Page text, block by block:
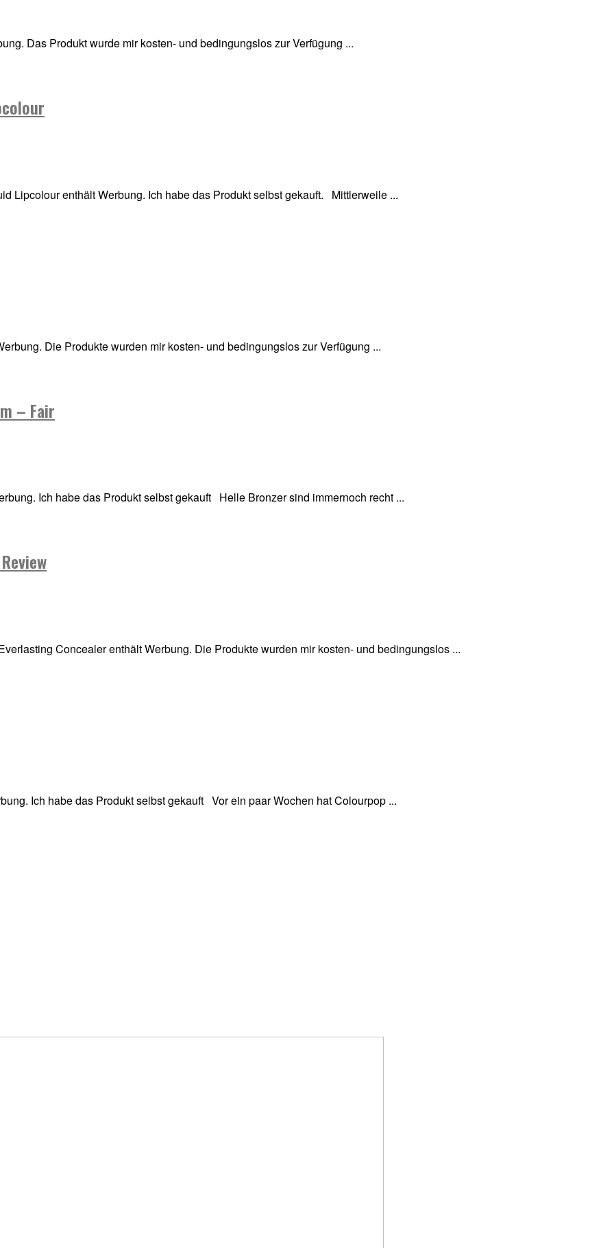
Das Produkt wurde mir kosten- und bedingungslos zur Verfügung ...
Lipcolour enthält Werbung. Ich habe das Produkt selbst gekauft. Mittlerweile ...
Die Produkte wurden mir kosten- und bedingungslos zur Verfügung ...
– Fair
Ich habe das Produkt selbst gekauft Helle Bronzer sind immernoch recht ...
Concealer enthält Werbung. Die Produkte wurden mir kosten- und bedingungslos ...
Ich habe das Produkt selbst gekauft Vor ein paar Wochen hat Colourpop ...